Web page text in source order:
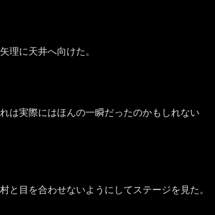
理に天井へ向けた。
は実際にはほんの一瞬だったのかもしれない
目を合わせないようにしてステージを見た。